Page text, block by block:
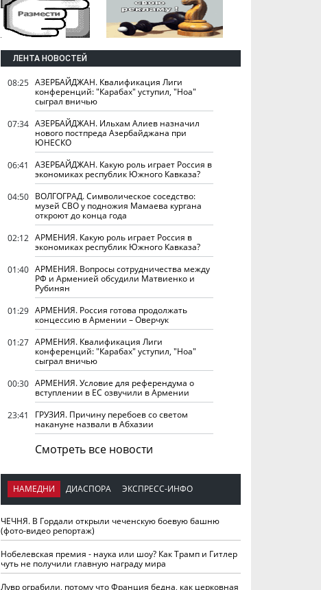
ЛЕНТА НОВОСТЕЙ
08:25 АЗЕРБАЙДЖАН. Квалификация Лиги
конференций: "Карабах" уступил, "Ноа"
сыграл вничью
07:34 АЗЕРБАЙДЖАН. Ильхам Алиев назначил
нового постпреда Азербайджана при
ЮНЕСКО
06:41
АЗЕРБАЙДЖАН. Какую роль играет Россия в
экономиках республик Южного Кавказа?
04:50 ВОЛГОГРАД. Символическое соседство:
музей СВО у подножия Мамаева кургана
откроют до конца года
02:12 АРМЕНИЯ. Какую роль играет Россия в
экономиках республик Южного Кавказа?
01:40 АРМЕНИЯ. Вопросы сотрудничества между
РФ и Арменией обсудили Матвиенко и
Рубинян
01:29 АРМЕНИЯ. Россия готова продолжать
концессию в Армении – Оверчук
01:27 АРМЕНИЯ. Квалификация Лиги
конференций: "Карабах" уступил, "Ноа"
сыграл вничью
00:30 АРМЕНИЯ. Условие для референдума о
вступлении в ЕС озвучили в Армении
23:41
ГРУЗИЯ. Причину перебоев со светом
накануне назвали в Абхазии
Смотреть все новости
НАМЕДНИ ДИАСПОРА ЭКСПРЕСС-ИНФО
ЧЕЧНЯ. В Гордали открыли чеченскую боевую башню
(фото-видео репортаж)
Нобелевская премия - наука или шоу? Как Трамп и Гитлер
чуть не получили главную награду мира
Лувр ограбили, потому что Франция бедна, как церковная